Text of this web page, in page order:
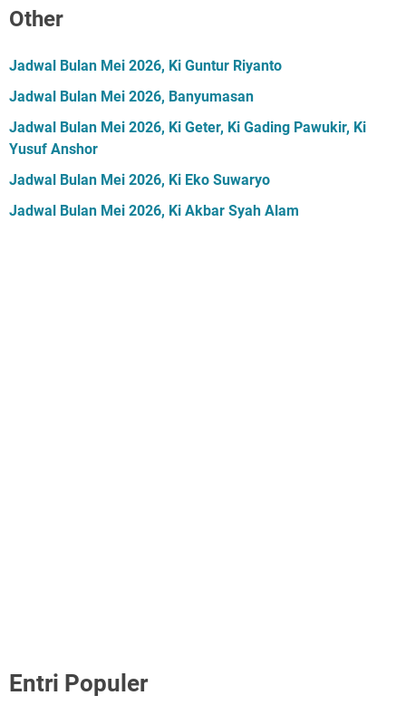
Other
Jadwal Bulan Mei 2026, Ki Guntur Riyanto
Jadwal Bulan Mei 2026, Banyumasan
Jadwal Bulan Mei 2026, Ki Geter, Ki Gading Pawukir, Ki
Yusuf Anshor
Jadwal Bulan Mei 2026, Ki Eko Suwaryo
Jadwal Bulan Mei 2026, Ki Akbar Syah Alam
Entri Populer